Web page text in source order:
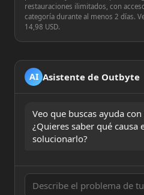
restauraciones ilimitados, con
categoría durante al menos 2 días.
14,98 USD.
AI Asistente de Outbyte
Veo que buscas ayuda
¿Quieres saber qué causa
solucionarlo?